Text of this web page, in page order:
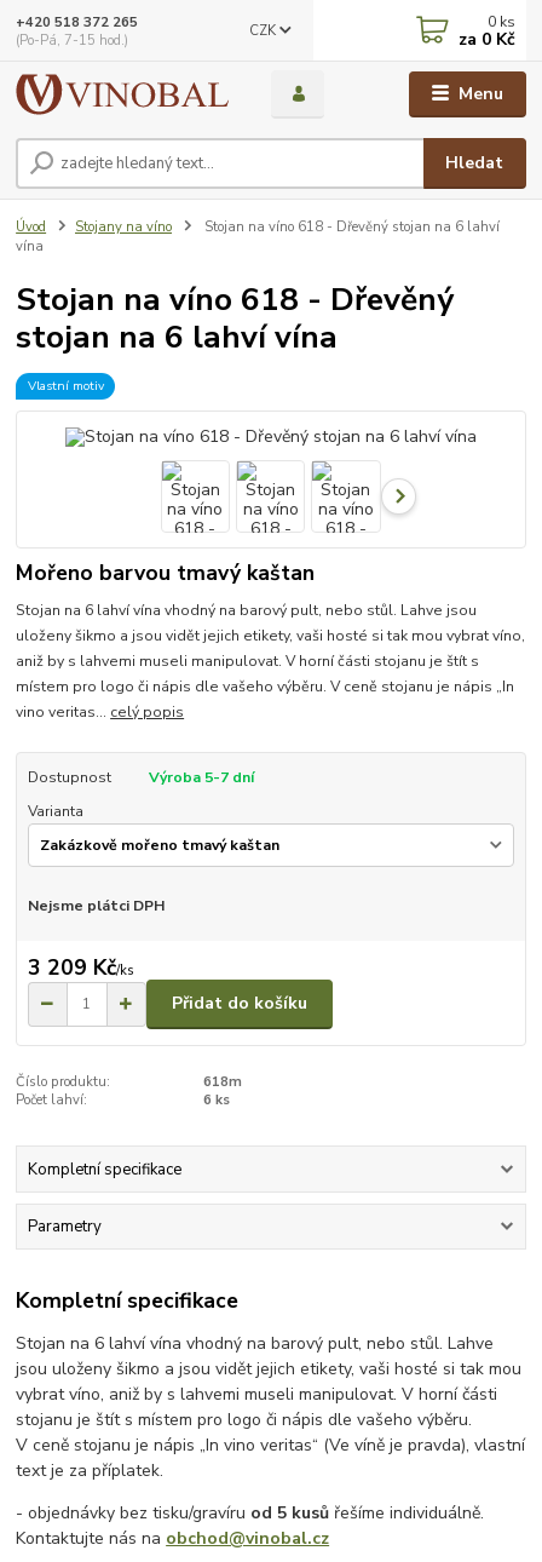
Menu
CZK
Hledat
+420 518 372 265
(Po-Pá, 7-15 hod.)
0 ks
za 0 Kč
Úvod Stojany na víno
Stojan na víno 618 - Dřevěný stojan na 6 lahví
vína
Stojan na víno 618 - Dřevěný
stojan na 6 lahví vína
Vlastní motiv
Mořeno barvou tmavý kaštan
Stojan na 6 lahví vína vhodný na barový pult, nebo stůl. Lahve jsou
uloženy šikmo a jsou vidět jejich etikety, vaši hosté si tak mou vybrat víno,
aniž by s lahvemi museli manipulovat. V horní části stojanu je štít s
místem pro logo či nápis dle vašeho výběru. V ceně stojanu je nápis „In
vino veritas... celý popis
Dostupnost
Výroba 5-7 dní
Varianta
Nejsme plátci DPH
3 209 Kč/ks
Přidat do košíku
Číslo produktu:
618m
Počet lahví:
6 ks
Kompletní specifikace
Parametry
Kompletní specifikace
Stojan na 6 lahví vína vhodný na barový pult, nebo stůl. Lahve
jsou uloženy šikmo a jsou vidět jejich etikety, vaši hosté si tak mou
vybrat víno, aniž by s lahvemi museli manipulovat. V horní části
stojanu je štít s místem pro logo či nápis dle vašeho výběru.
V ceně stojanu je nápis „In vino veritas“ (Ve víně je pravda), vlastní
text je za příplatek.
- objednávky bez tisku/gravíru od 5 kusů řešíme individuálně.
Kontaktujte nás na obchod@vinobal.cz